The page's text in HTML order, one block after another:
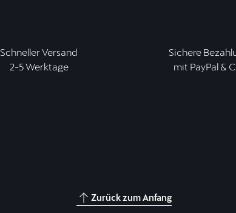
Schneller Versand
2-5 Werktage
Sichere
mit PayPal &
Zurück zum Anfang